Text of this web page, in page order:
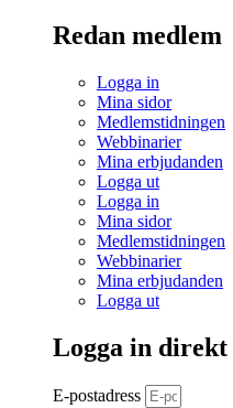
Redan medlem
Logga in
Mina sidor
Medlemstidningen
Webbinarier
Mina erbjudanden
Logga ut
Logga in
Mina sidor
Medlemstidningen
Webbinarier
Mina erbjudanden
Logga ut
Logga in direkt
E-postadress